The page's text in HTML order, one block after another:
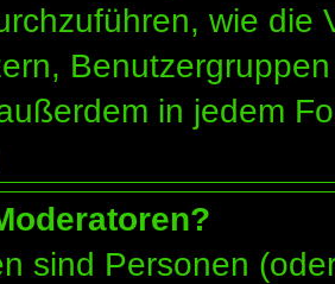
wie die
in jedem
sind Personen